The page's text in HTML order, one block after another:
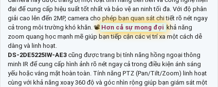
đại để cung cấp hiệu suất tốt nhất và bảo vệ an ninh tối đa. Với độ phân
giải cao lên đến 2MP, camera cho phép bạn quan sát chi tiết rõ nét ngay
cả trong môi trường khó khăn. 📽 Hơn cả sự mong đợi khả năng
zoom quang học mạnh mẽ giúp bạn tiếp cận các vị trí xa một cách dễ
dàng và linh hoạt.
DS-2DE5225IW-AE3 cũng được trang bị tính năng hồng ngoại thông
minh IR để cung cấp hình ảnh rõ nét ngay cả trong điều kiện ánh sáng
yếu hoặc vắng mặt hoàn toàn. Tính năng PTZ (Pan/Tilt/Zoom) linh hoạt
cùng với khả năng xoay 360 độ và góc nhìn rộng giúp bạn giám sát một